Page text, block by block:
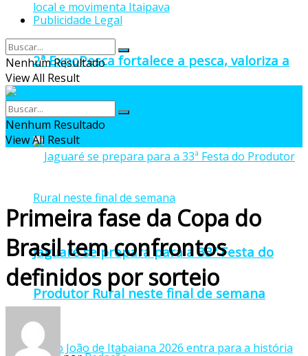
2ª ExpoPesca fortalece a pesca, valoriza a
cultura local e movimenta Itaipava
Jaguaré se prepara para a 33ª Festa do
Produtor Rural neste final de semana
Publicidade Legal
Nenhum Resultado
View All Result
Nenhum Resultado
View All Result
Primeira fase da Copa do
Brasil tem confrontos
definidos por sorteio